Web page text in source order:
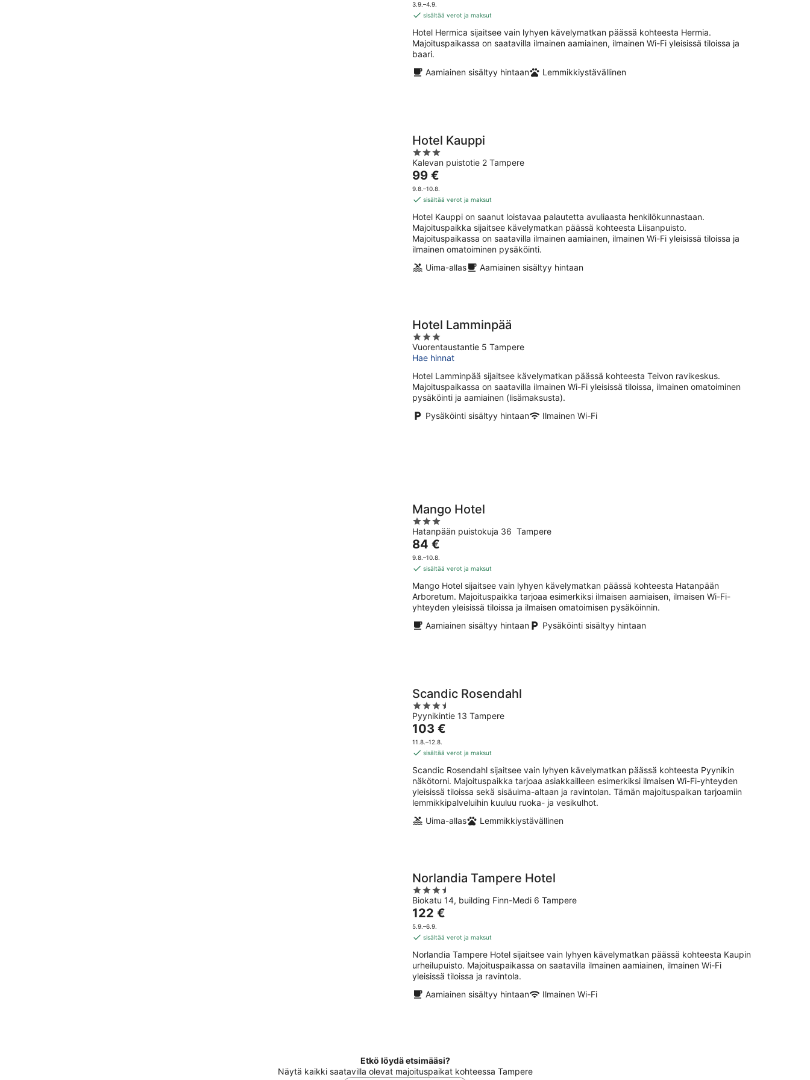
5
97 €
yö
3.9.–4.9.
sisältää verot ja maksut
Hotel Hermica sijaitsee vain lyhyen kävelymatkan päässä kohteesta Hermia.
Majoituspaikassa on saatavilla ilmainen aamiainen, ilmainen Wi-Fi yleisissä tiloissa ja
baari.
Aamiainen sisältyy hintaan
Lemmikkiystävällinen
Hotel Kauppi
3
out
of
5
Kalevan puistotie 2 Tampere
Hinta
on
99 €
yö
99 €
9.8.–10.8.
sisältää verot ja maksut
Hotel Kauppi on saanut loistavaa palautetta avuliaasta henkilökunnastaan.
Majoituspaikka sijaitsee kävelymatkan päässä kohteesta Liisanpuisto.
Majoituspaikassa on saatavilla ilmainen aamiainen, ilmainen Wi-Fi yleisissä tiloissa ja
ilmainen omatoiminen pysäköinti.
Uima-allas
Aamiainen sisältyy hintaan
Hotel Lamminpää
3
out
of
5
Vuorentaustantie 5 Tampere
Hae hinnat
Hotel Lamminpää sijaitsee kävelymatkan päässä kohteesta Teivon ravikeskus.
Majoituspaikassa on saatavilla ilmainen Wi-Fi yleisissä tiloissa, ilmainen omatoiminen
pysäköinti ja aamiainen (lisämaksusta).
Pysäköinti sisältyy hintaan
Ilmainen Wi-Fi
Mango Hotel
3
out
of
5
Hatanpään puistokuja 36 Tampere
Hinta
on
84 €
yö
84 €
9.8.–10.8.
sisältää verot ja maksut
Mango Hotel sijaitsee vain lyhyen kävelymatkan päässä kohteesta Hatanpään
Arboretum. Majoituspaikka tarjoaa esimerkiksi ilmaisen aamiaisen, ilmaisen Wi-Fi-
yhteyden yleisissä tiloissa ja ilmaisen omatoimisen pysäköinnin.
Aamiainen sisältyy hintaan
Pysäköinti sisältyy hintaan
Scandic Rosendahl
3.5
out
of
5
Pyynikintie 13 Tampere
Hinta
on
103 €
yö
103 €
11.8.–12.8.
sisältää verot ja maksut
Scandic Rosendahl sijaitsee vain lyhyen kävelymatkan päässä kohteesta Pyynikin
näkötorni. Majoituspaikka tarjoaa asiakkailleen esimerkiksi ilmaisen Wi-Fi-yhteyden
yleisissä tiloissa sekä sisäuima-altaan ja ravintolan. Tämän majoituspaikan tarjoamiin
lemmikkipalveluihin kuuluu ruoka- ja vesikulhot.
Uima-allas
Lemmikkiystävällinen
Norlandia Tampere Hotel
3.5
out
of
5
Biokatu 14, building Finn-Medi 6 Tampere
Hinta
on
122 €
yö
122 €
5.9.–6.9.
sisältää verot ja maksut
Norlandia Tampere Hotel sijaitsee vain lyhyen kävelymatkan päässä kohteesta Kaupin
urheilupuisto. Majoituspaikassa on saatavilla ilmainen aamiainen, ilmainen Wi-Fi
yleisissä tiloissa ja ravintola.
Aamiainen sisältyy hintaan
Ilmainen Wi-Fi
Etkö löydä etsimääsi?
Näytä kaikki saatavilla olevat majoituspaikat kohteessa Tampere